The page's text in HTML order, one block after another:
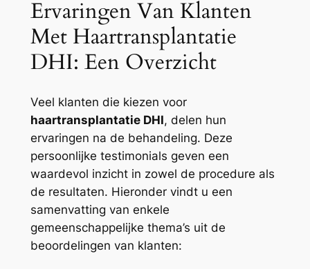
Ervaringen Van Klanten
Met Haartransplantatie
DHI: Een Overzicht
Veel klanten die kiezen voor
haartransplantatie DHI, delen hun
ervaringen na de behandeling. Deze
persoonlijke testimonials geven een
waardevol inzicht in zowel de procedure als
de resultaten. Hieronder vindt u een
samenvatting van enkele
gemeenschappelijke thema’s uit de
beoordelingen van klanten: